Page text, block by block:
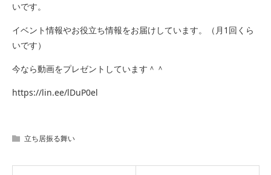
いです。
イベント情報やお役立ち情報をお届けしています。（月1回くら
いです）
今なら動画をプレゼントしています＾＾
https://lin.ee/lDuP0el
立ち居振る舞い